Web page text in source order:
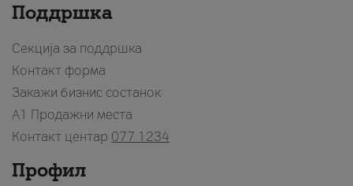
Поддршка
Секција за поддршка
Контакт форма
Закажи бизнис состанок
A1 Продажни места
Контакт центар 077 1234
Профил